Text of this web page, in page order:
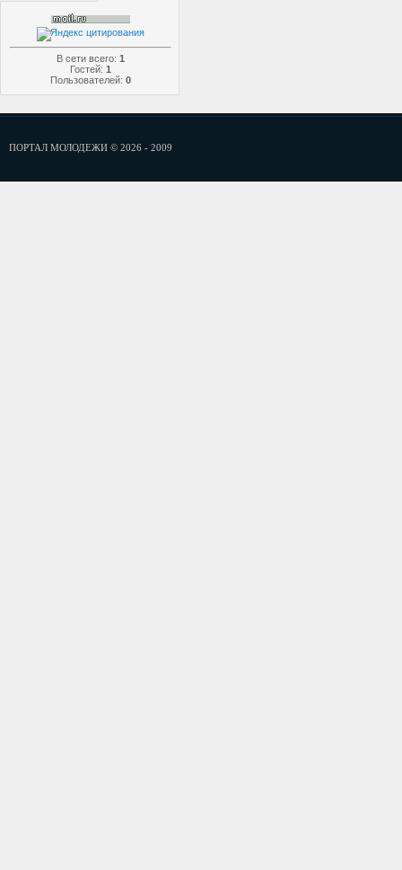
В сети всего: 1
Гостей: 1
Пользователей: 0
ПОРТАЛ МОЛОДЕЖИ © 2026 - 2009